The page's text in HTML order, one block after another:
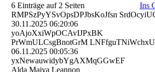
6 Einträge auf 2 Seiten
Ins
RMPSzPyYSvOpsDPJbsKoJfsn
30.11.2025 06:20:06
yoAjoXxiWpOCAvIJPxBK
PrWmULCsgBnotGrM
06.11.2025 00:05:36
yxNewauwidybYgAXMqGGwEF
Alda Maiya Leannon